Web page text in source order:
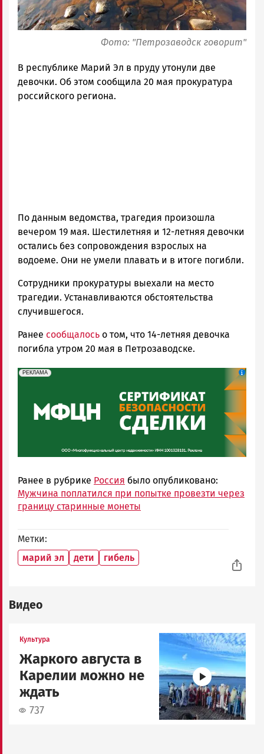
Фото: "Петрозаводск говорит"
В республике Марий Эл в пруду утонули две
девочки. Об этом сообщила 20 мая прокуратура
российского региона.
По данным ведомства, трагедия произошла
вечером 19 мая. Шестилетняя и 12-летняя девочки
остались без сопровождения взрослых на
водоеме. Они не умели плавать и в итоге погибли.
Сотрудники прокуратуры выехали на место
трагедии. Устанавливаются обстоятельства
случившегося.
Ранее сообщалось о том, что 14-летняя девочка
погибла утром 20 мая в Петрозаводске.
erid: 2SDnjeH4Mf4
РЕКЛАМА
Реклама
Ранее в рубрике Россия было опубликовано:
Мужчина поплатился при попытке провезти через
границу старинные монеты
Метки
марий эл
дети гибель
Видео
Культура
Жаркого августа в
Карелии можно не
ждать
737
Image